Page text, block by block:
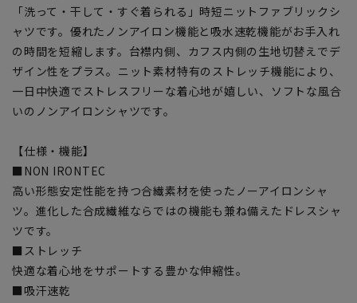
「洗って・干して・すぐ着られる」時短ニットファブリックシ
ャツです。優れたノンアイロン機能と吸水速乾機能がお手入れ
の時間を短縮します。台襟内側、カフス内側の生地切替えでデ
ザイン性をプラス。ニット素材特有のストレッチ機能により、
一日中快適でストレスフリーな着心地が嬉しい、ソフトな風合
いのノンアイロンシャツです。
【仕様・機能】
■NON IRONTEC
高い形態安定性能を持つ合繊素材を使ったノーアイロンシャ
ツ。進化した合成繊維ならではの機能も兼ね備えたドレスシャ
ツです。
■ストレッチ
快適な着心地をサポートする豊かな伸縮性。
■吸汗速乾